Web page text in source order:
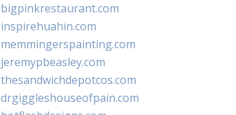
bigpinkrestaurant.com
inspirehuahin.com
memmingerspainting.com
jeremypbeasley.com
thesandwichdepotcos.com
drgiggleshouseofpain.com